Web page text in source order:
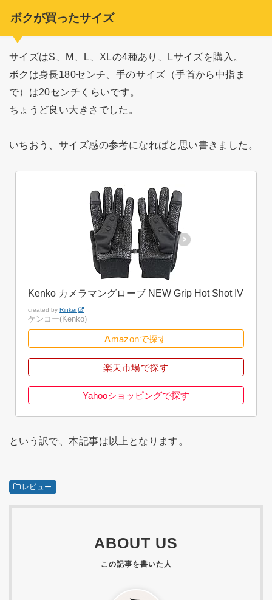
ボクが買ったサイズ
サイズはS、M、L、XLの4種あり、Lサイズを購入。
ボクは身長180センチ、手のサイズ（手首から中指ま
で）は20センチくらいです。
ちょうど良い大きさでした。
いちおう、サイズ感の参考になればと思い書きました。
Kenko カメラマングローブ NEW Grip Hot Shot IV
created byRinker
ケンコー(Kenko)
Amazonで探す
楽天市場で探す
Yahooショッピングで探す
という訳で、本記事は以上となります。
レビュー
ABOUT US